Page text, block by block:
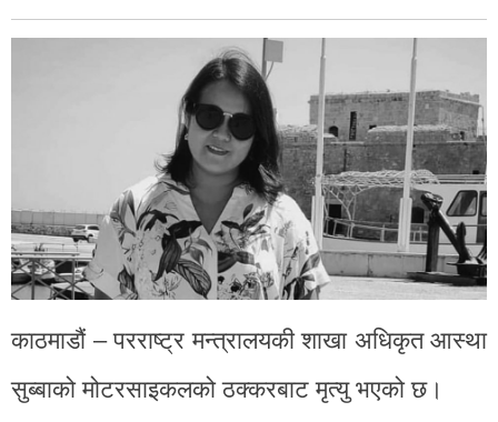
काठमाडौं – परराष्ट्र मन्त्रालयकी शाखा अधिकृत आस्था
सुब्बाको मोटरसाइकलको ठक्करबाट मृत्यु भएको छ।